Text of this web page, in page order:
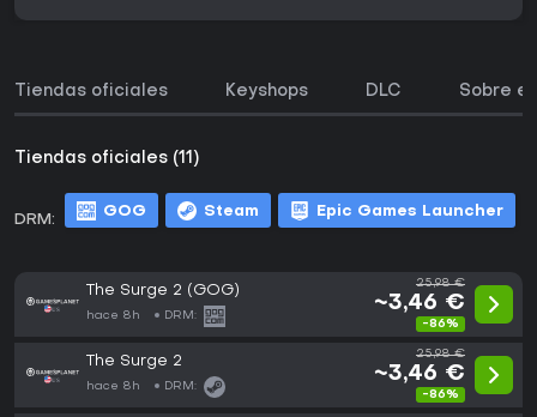
Tiendas oficiales Keyshops DLC Sobre
Tiendas oficiales (11)
DRM: GOG Steam Epic Games Launcher
The Surge 2 (GOG)
hace 8h DRM:
25,98 €
~3,46 €
-86%
The Surge 2
hace 8h DRM:
25,98 €
~3,46 €
-86%